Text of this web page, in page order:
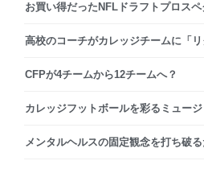
お買い得だったNFLドラフトプロスペ
高校のコーチがカレッジチームに「
CFPが4チームから12チームへ？
カレッジフットボールを彩るミュー
メンタルヘルスの固定観念を打ち破る